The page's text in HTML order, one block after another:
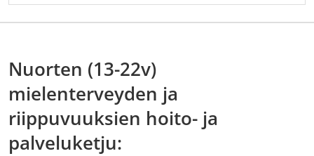
palveluun)
Nuorten (13-22v)
mielenterveyden ja
riippuvuuksien hoito- ja
palveluketju: